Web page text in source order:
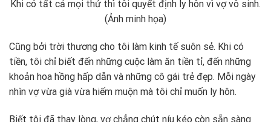
Khi có tất cả mọi thứ thì tôi quyết định ly hôn vì vợ vô sinh.
(Ảnh minh họa)
Cũng bởi trời thương cho tôi làm kinh tế suôn sẻ. Khi có
tiền, tôi chỉ biết đến những cuộc làm ăn tiền tỉ, đến những
khoản hoa hồng hấp dẫn và những cô gái trẻ đẹp. Mỗi ngày
nhìn vợ vừa già vừa hiếm muộn mà tôi chỉ muốn ly hôn.
Biết tôi đã thay lòng, vợ chẳng chút níu kéo còn sẵn sàng